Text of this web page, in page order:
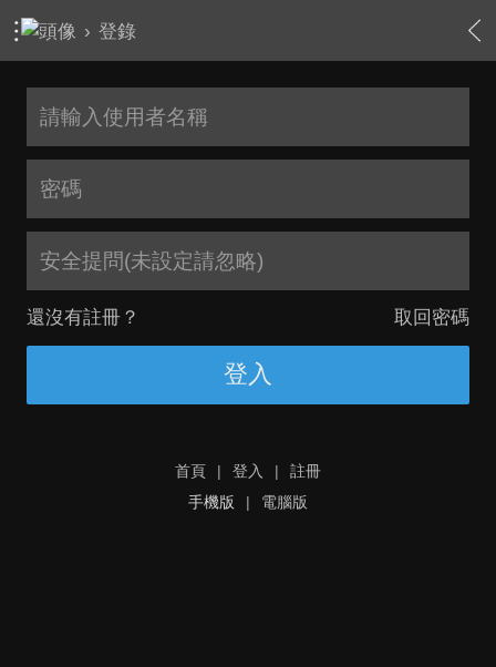
› 登錄
安全提問(未設定請忽略)
還沒有註冊？ 取回密碼
登入
首頁 | 登入 |
註冊
手機版
| 電腦版